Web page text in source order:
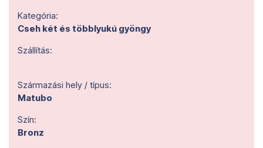
Kategória:
Cseh két és többlyukú gyöngy
Szállítás:
Származási hely / típus:
Matubo
Szín:
Bronz